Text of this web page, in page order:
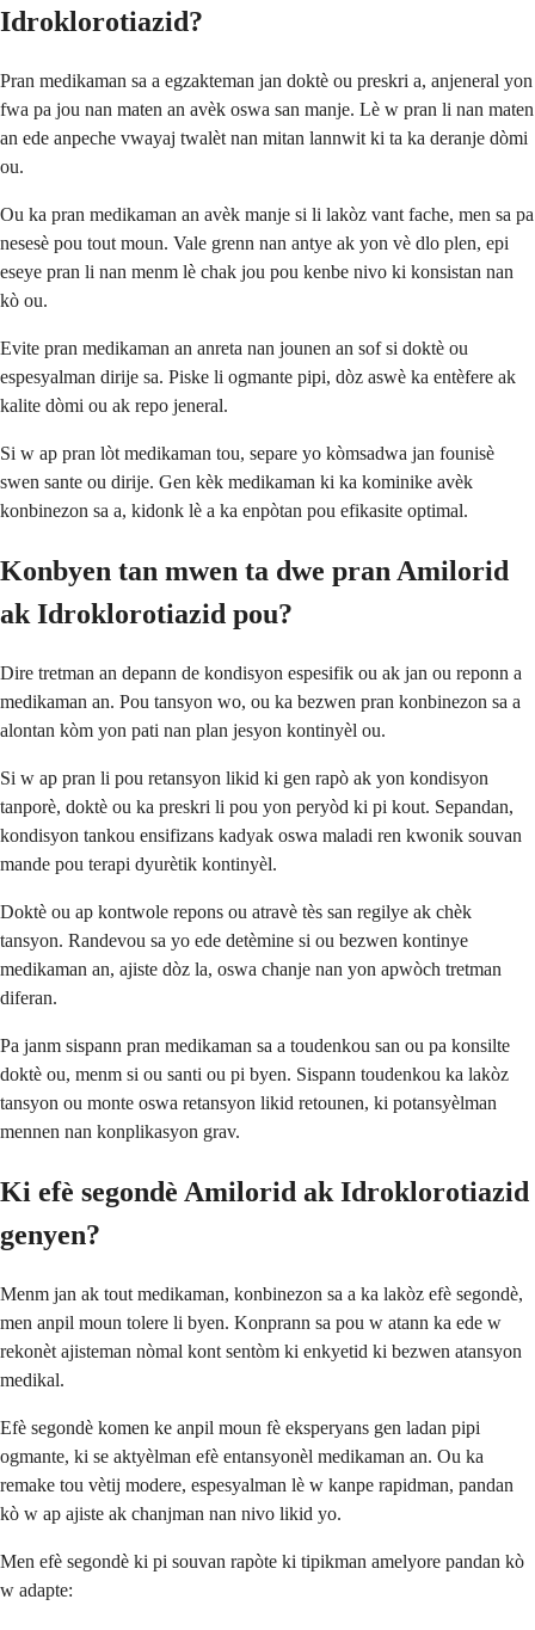
Idroklorotiazid?
Pran medikaman sa a egzakteman jan doktè ou preskri a, anjeneral yon
fwa pa jou nan maten an avèk oswa san manje. Lè w pran li nan maten
an ede anpeche vwayaj twalèt nan mitan lannwit ki ta ka deranje dòmi
ou.
Ou ka pran medikaman an avèk manje si li lakòz vant fache, men sa pa
nesesè pou tout moun. Vale grenn nan antye ak yon vè dlo plen, epi
eseye pran li nan menm lè chak jou pou kenbe nivo ki konsistan nan
kò ou.
Evite pran medikaman an anreta nan jounen an sof si doktè ou
espesyalman dirije sa. Piske li ogmante pipi, dòz aswè ka entèfere ak
kalite dòmi ou ak repo jeneral.
Si w ap pran lòt medikaman tou, separe yo kòmsadwa jan founisè
swen sante ou dirije. Gen kèk medikaman ki ka kominike avèk
konbinezon sa a, kidonk lè a ka enpòtan pou efikasite optimal.
Konbyen tan mwen ta dwe pran Amilorid
ak Idroklorotiazid pou?
Dire tretman an depann de kondisyon espesifik ou ak jan ou reponn a
medikaman an. Pou tansyon wo, ou ka bezwen pran konbinezon sa a
alontan kòm yon pati nan plan jesyon kontinyèl ou.
Si w ap pran li pou retansyon likid ki gen rapò ak yon kondisyon
tanporè, doktè ou ka preskri li pou yon peryòd ki pi kout. Sepandan,
kondisyon tankou ensifizans kadyak oswa maladi ren kwonik souvan
mande pou terapi dyurètik kontinyèl.
Doktè ou ap kontwole repons ou atravè tès san regilye ak chèk
tansyon. Randevou sa yo ede detèmine si ou bezwen kontinye
medikaman an, ajiste dòz la, oswa chanje nan yon apwòch tretman
diferan.
Pa janm sispann pran medikaman sa a toudenkou san ou pa konsilte
doktè ou, menm si ou santi ou pi byen. Sispann toudenkou ka lakòz
tansyon ou monte oswa retansyon likid retounen, ki potansyèlman
mennen nan konplikasyon grav.
Ki efè segondè Amilorid ak Idroklorotiazid
genyen?
Menm jan ak tout medikaman, konbinezon sa a ka lakòz efè segondè,
men anpil moun tolere li byen. Konprann sa pou w atann ka ede w
rekonèt ajisteman nòmal kont sentòm ki enkyetid ki bezwen atansyon
medikal.
Efè segondè komen ke anpil moun fè eksperyans gen ladan pipi
ogmante, ki se aktyèlman efè entansyonèl medikaman an. Ou ka
remake tou vètij modere, espesyalman lè w kanpe rapidman, pandan
kò w ap ajiste ak chanjman nan nivo likid yo.
Men efè segondè ki pi souvan rapòte ki tipikman amelyore pandan kò
w adapte: